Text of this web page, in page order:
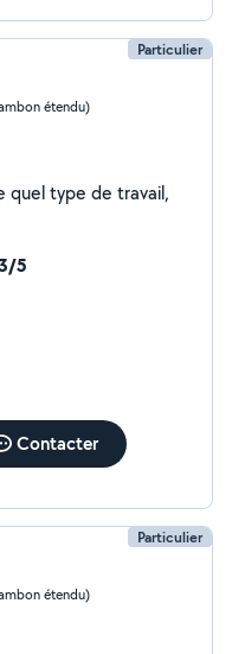
Particulier
étendu)
quel type de travail,
5
Contacter
Particulier
étendu)